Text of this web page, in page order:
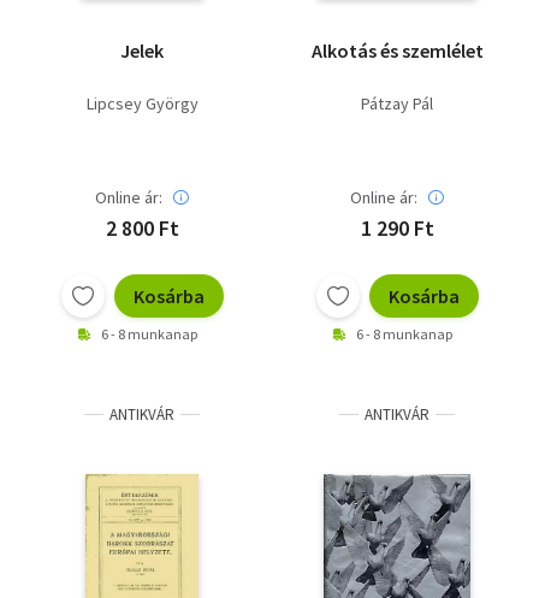
Jelek
Lipcsey György
Online ár:
2 800 Ft
Kosárba
6 - 8 munkanap
Alkotás és szemlélet
Pátzay Pál
Online ár:
1 290 Ft
Kosárba
6 - 8 munkanap
ANTIKVÁR ANTIKVÁR